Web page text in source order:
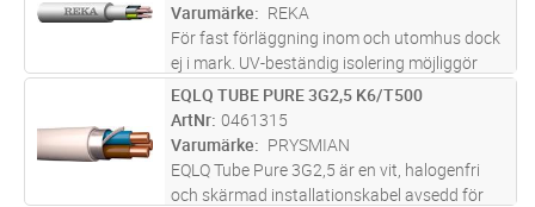
entrådiga ledare, aluminiumband och
förte...läs mer
Varumärke
REKA
För fast förläggning inom och utomhus dock
ej i mark. UV-beständig isolering möjliggör
även installation av intresse som förekommer
i UV-ljus.
M Lägg i kundvagn
EQLQ TUBE PURE 3G2,5 K6/T500
ArtNr 0461315
Varumärke
PRYSMIAN
EQLQ Tube Pure 3G2,5 är en vit, halogenfri
och skärmad installationskabel avsedd för